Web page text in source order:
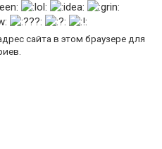
сайта в этом браузере для